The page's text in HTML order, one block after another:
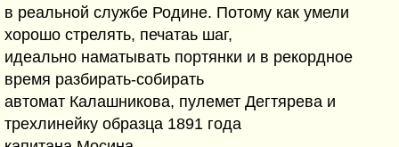
в реальной службе Родине. Потому как умели
хорошо стрелять, печатаь шаг,
идеально наматывать портянки и в рекордное
время разбирать-собирать
автомат Калашникова, пулемет Дегтярева и
трехлинейку образца 1891 года